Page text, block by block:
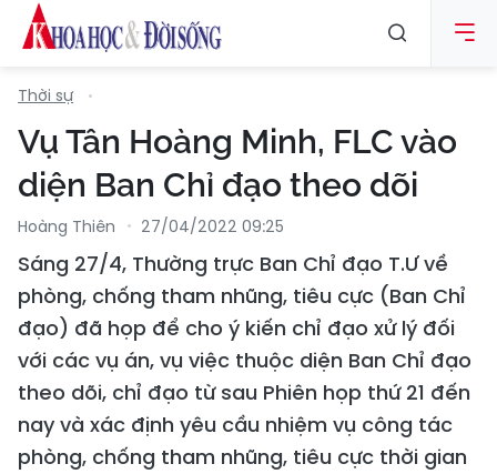
Thời sự
Vụ Tân Hoàng Minh, FLC vào
diện Ban Chỉ đạo theo dõi
Hoàng Thiên 27/04/2022 09:25
Sáng 27/4, Thường trực Ban Chỉ đạo T.Ư về
phòng, chống tham nhũng, tiêu cực (Ban Chỉ
đạo) đã họp để cho ý kiến chỉ đạo xử lý đối
với các vụ án, vụ việc thuộc diện Ban Chỉ đạo
theo dõi, chỉ đạo từ sau Phiên họp thứ 21 đến
nay và xác định yêu cầu nhiệm vụ công tác
phòng, chống tham nhũng, tiêu cực thời gian